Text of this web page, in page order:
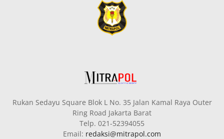
Rukan Sedayu Square Blok L No. 35 Jalan Kamal Raya Outer
Ring Road Jakarta Barat
Telp. 021-52394055
Email: redaksi@mitrapol.com